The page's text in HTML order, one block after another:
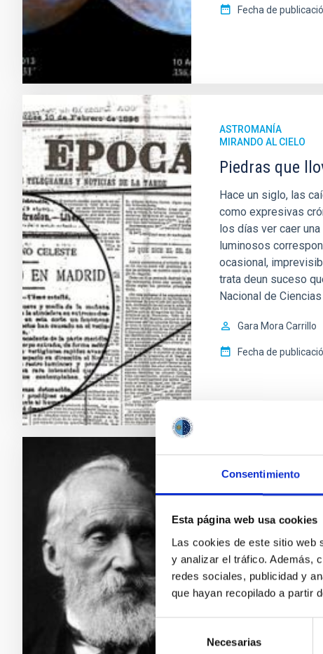
Consentimiento
Esta página web usa cookies
Las cookies de este sitio web
y analizar el tráfico. Además,
redes sociales, publicidad y
que hayan recopilado a partir
Necesarias
Fecha de
ASTROMANÍA
MIRANDO AL CIELO
Piedras que
Hace un siglo, las
como expresivas
los días ver caer
luminosos
ocasional,
trata deun suceso
Nacional de
Gara Mora Carrillo
Fecha de
ASTROMANÍA
Todos tenían
En el debate del
mantener su
en el que se
muchos procesos
edad de la Tierra y,